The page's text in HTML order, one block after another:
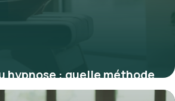
hypnose : quelle méthode
votre bien-être ?